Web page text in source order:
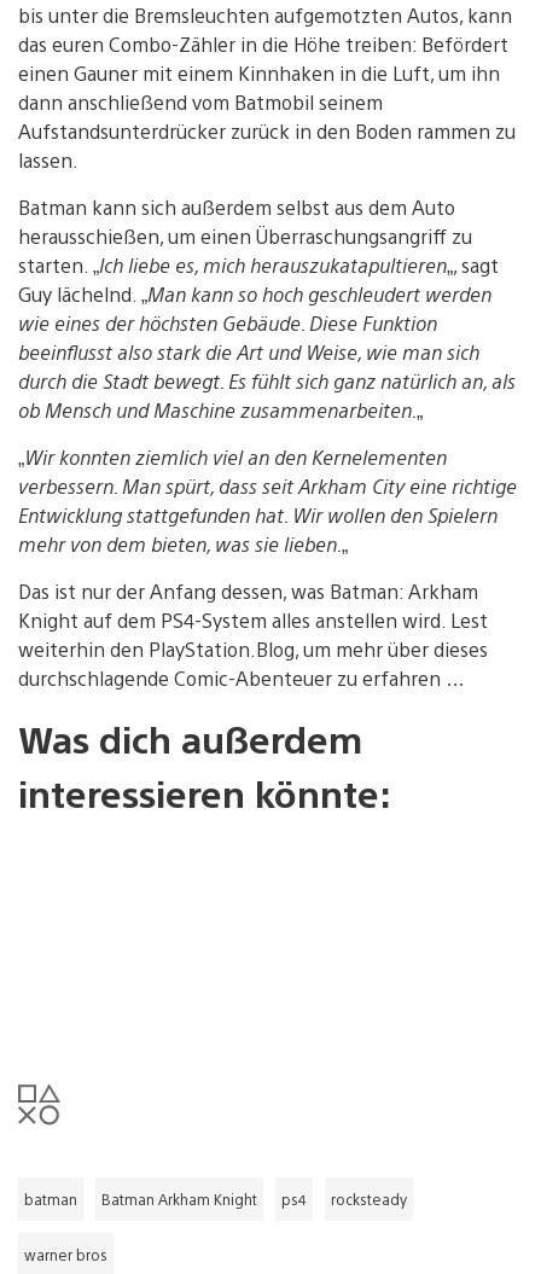
bis unter die Bremsleuchten aufgemotzten Autos, kann
das euren Combo-Zähler in die Höhe treiben: Befördert
einen Gauner mit einem Kinnhaken in die Luft, um ihn
dann anschließend vom Batmobil seinem
Aufstandsunterdrücker zurück in den Boden rammen zu
lassen.
Batman kann sich außerdem selbst aus dem Auto
herausschießen, um einen Überraschungsangriff zu
starten. „Ich liebe es, mich herauszukatapultieren„, sagt
Guy lächelnd. „Man kann so hoch geschleudert werden
wie eines der höchsten Gebäude. Diese Funktion
beeinflusst also stark die Art und Weise, wie man sich
durch die Stadt bewegt. Es fühlt sich ganz natürlich an, als
ob Mensch und Maschine zusammenarbeiten.„
„Wir konnten ziemlich viel an den Kernelementen
verbessern. Man spürt, dass seit Arkham City eine richtige
Entwicklung stattgefunden hat. Wir wollen den Spielern
mehr von dem bieten, was sie lieben.„
Das ist nur der Anfang dessen, was Batman: Arkham
Knight auf dem PS4-System alles anstellen wird. Lest
weiterhin den PlayStation.Blog, um mehr über dieses
durchschlagende Comic-Abenteuer zu erfahren …
Was dich außerdem
interessieren könnte:
batman Batman Arkham Knight ps4 rocksteady
warner bros